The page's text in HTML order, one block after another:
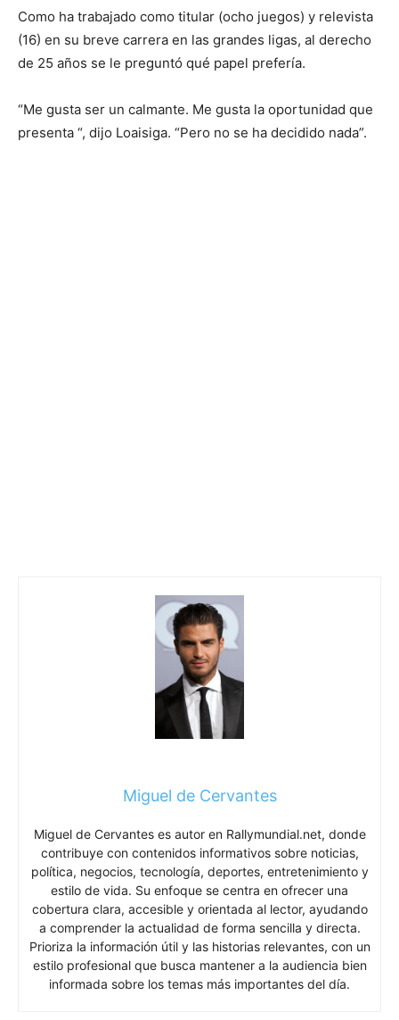
Como ha trabajado como titular (ocho juegos) y relevista
(16) en su breve carrera en las grandes ligas, al derecho
de 25 años se le preguntó qué papel prefería.
“Me gusta ser un calmante. Me gusta la oportunidad que
presenta “, dijo Loaisiga. “Pero no se ha decidido nada”.
Miguel de Cervantes
Miguel de Cervantes es autor en Rallymundial.net, donde
contribuye con contenidos informativos sobre noticias,
política, negocios, tecnología, deportes, entretenimiento y
estilo de vida. Su enfoque se centra en ofrecer una
cobertura clara, accesible y orientada al lector, ayudando
a comprender la actualidad de forma sencilla y directa.
Prioriza la información útil y las historias relevantes, con un
estilo profesional que busca mantener a la audiencia bien
informada sobre los temas más importantes del día.